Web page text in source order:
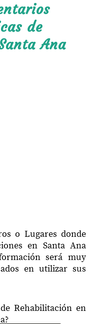
de
Ana
o Lugares donde
en Santa Ana
será muy
en utilizar sus
Rehabilitación en